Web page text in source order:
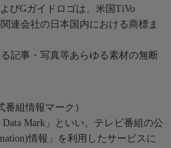
びGガイドロゴは、米国TiVo
連会社の日本国内における商標ま
記事・写真等あらゆる素材の無断
番組情報マーク）
Mark」といい、テレビ番組の公
情報」を利用したサービスに